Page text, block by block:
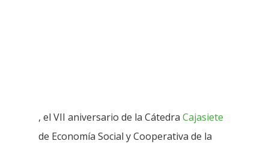
, el VII aniversario de la Cátedra Cajasiete
de Economía Social y Cooperativa de la